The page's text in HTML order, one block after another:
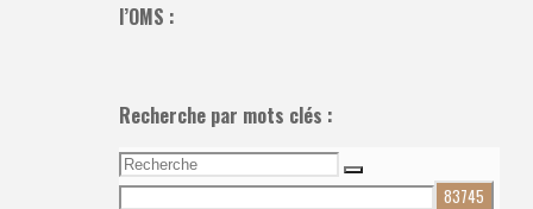
l’OMS :
Recherche par mots clés :
Recherche
pour:
Recherche